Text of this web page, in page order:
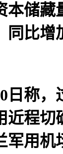
本储藏
比增
称，
近程切
军用机